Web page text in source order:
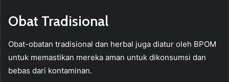
Obat Tradisional
Obat-obatan tradisional dan herbal juga diatur oleh BPOM
untuk memastikan mereka aman untuk dikonsumsi dan
bebas dari kontaminan.